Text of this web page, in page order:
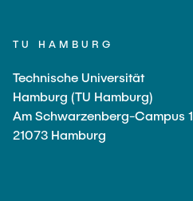
TU HAMBURG
Technische Universität
Hamburg (TU Hamburg)
Am Schwarzenberg-Campus 1
21073 Hamburg